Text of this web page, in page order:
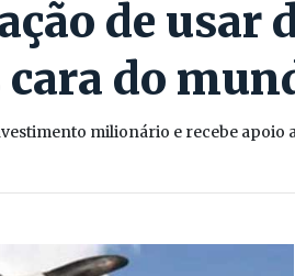
de
do
milionário e recebe apoio